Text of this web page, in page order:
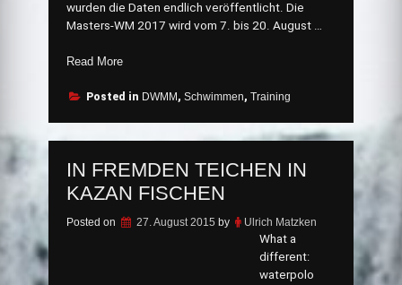
wurden die Daten endlich veröffentlicht. Die
Masters-WM 2017 wird vom 7. bis 20. August …
Read More„BUDAPEST
2017“
Posted in DWMM , Schwimmen, Training
IN FREMDEN TEICHEN IN
KAZAN FISCHEN
Posted on 27. August 2015 by Ulrich Matzken
What a
different:
waterpolo